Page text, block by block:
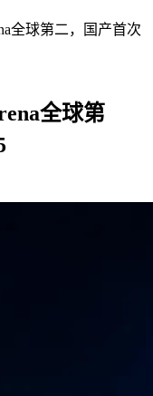
全球第二，国产首次
全球第